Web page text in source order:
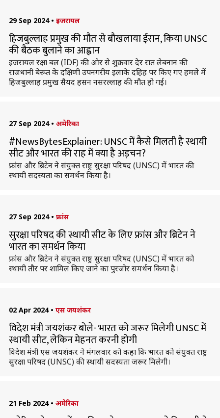
29 Sep 2024 • इजरायल
हिजबुल्लाह प्रमुख की मौत से बौखलाया ईरान, किया UNSC
की बैठक बुलाने का आह्वान
इजरायल रक्षा बल (IDF) की ओर से शुक्रवार देर रात लेबनान की
राजधानी बेरूत के दक्षिणी उपनगरीय इलाके दहिह पर किए गए हमले में
हिजबुल्लाह प्रमुख सैयद हसन नसरल्लाह की मौत हो गई।
27 Sep 2024 • अमेरिका
#NewsBytesExplainer: UNSC में कैसे मिलती है स्थायी
सीट और भारत की राह में क्या है अड़चन?
फ्रांस और ब्रिटेन ने संयुक्त राष्ट्र सुरक्षा परिषद (UNSC) में भारत की
स्थायी सदस्यता का समर्थन किया है।
27 Sep 2024 • फ्रांस
सुरक्षा परिषद की स्थायी सीट के लिए फ्रांस और ब्रिटेन ने
भारत का समर्थन किया
फ्रांस और ब्रिटेन ने संयुक्त राष्ट्र सुरक्षा परिषद (UNSC) में भारत को
स्थायी तौर पर शामिल किए जाने का पुरजोर समर्थन किया है।
02 Apr 2024 • एस जयशंकर
विदेश मंत्री जयशंकर बोले- भारत को जरूर मिलेगी UNSC में
स्थायी सीट, लेकिन मेहनत करनी होगी
विदेश मंत्री एस जयशंकर ने मंगलवार को कहा कि भारत को संयुक्त राष्ट्र
सुरक्षा परिषद (UNSC) की स्थायी सदस्यता जरूर मिलेगी।
21 Feb 2024 • अमेरिका